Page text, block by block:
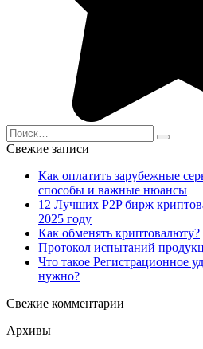
Search
for:
Свежие записи
Как оплатить зарубежные
способы и важные нюансы
12 Лучших P2P бирж
2025 году
Как обменять криптовалюту?
Протокол испытаний
Что такое Регистрационное
нужно?
Свежие комментарии
Архивы